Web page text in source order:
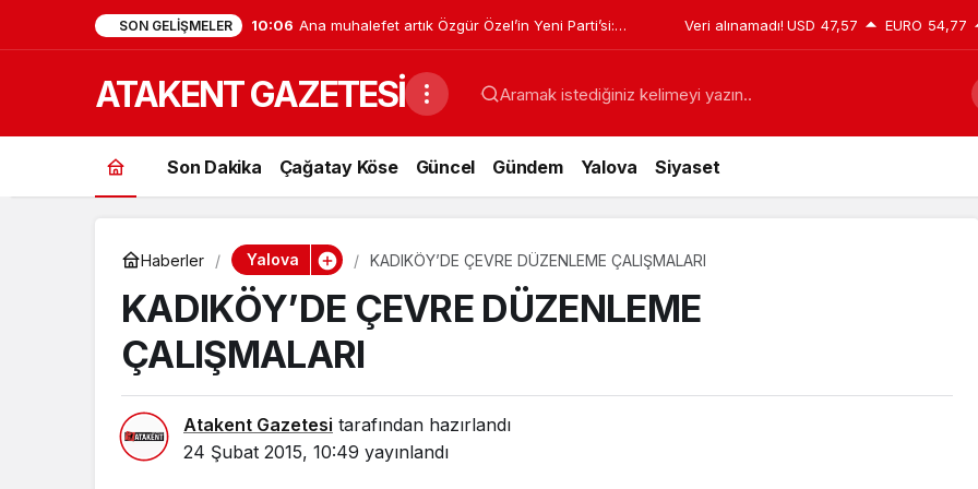
SON GELIŞMELER 23:26 Yalova Üniversitesi’nde İstikrar Sürüyor: Rektör
Bahçekapılı Yeniden Görevde
Veri alınamadı! USD 47,57 EURO 54,77
ATAKENT GAZETESİ Aramak istediğiniz kelimeyi yazın..
Son Dakika Çağatay Köse Güncel Gündem Yalova Siyaset
Haberler Yalova KADIKÖY’DE ÇEVRE DÜZENLEME ÇALIŞMALARI
KADIKÖY’DE ÇEVRE DÜZENLEME
ÇALIŞMALARI
Atakent Gazetesi tarafından hazırlandı
24 Şubat 2015, 10:49 yayınlandı